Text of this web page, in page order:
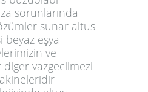
sorunlarında
sunar altus
beyaz eşya
ve
vazgecilmezi